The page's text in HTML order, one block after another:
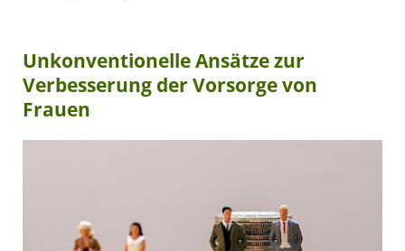
Unkonventionelle Ansätze zur
Verbesserung der Vorsorge von
Frauen